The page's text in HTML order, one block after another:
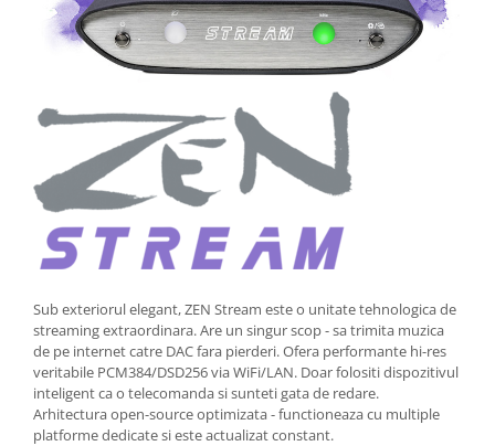
Sub exteriorul elegant, ZEN Stream este o unitate tehnologica de
streaming extraordinara. Are un singur scop - sa trimita muzica
de pe internet catre DAC fara pierderi. Ofera performante hi-res
veritabile PCM384/DSD256 via WiFi/LAN. Doar folositi dispozitivul
inteligent ca o telecomanda si sunteti gata de redare.
Arhitectura open-source optimizata - functioneaza cu multiple
platforme dedicate si este actualizat constant.